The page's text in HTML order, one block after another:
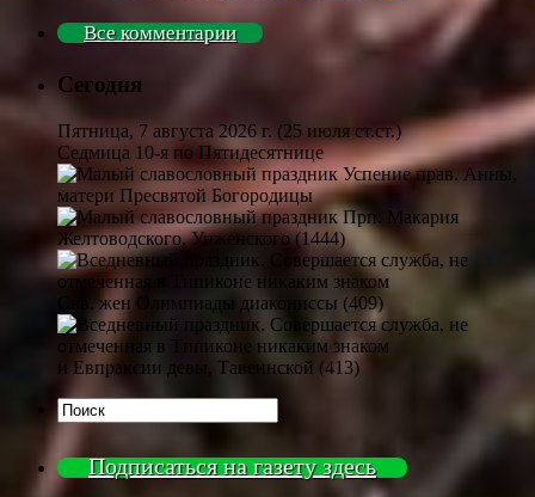
Все комментарии
Сегодня
Пятница, 7 августа 2026 г. (25 июля ст.ст.)
Седмица 10-я по Пятидесятнице
Успение прав. Анны,
матери Пресвятой Богородицы
Прп. Макария
Желтоводского, Унженского (1444)
Свв. жен Олимпиады диакониссы (409)
и Евпраксии девы, Тавеннской (413)
Подписаться на газету здесь